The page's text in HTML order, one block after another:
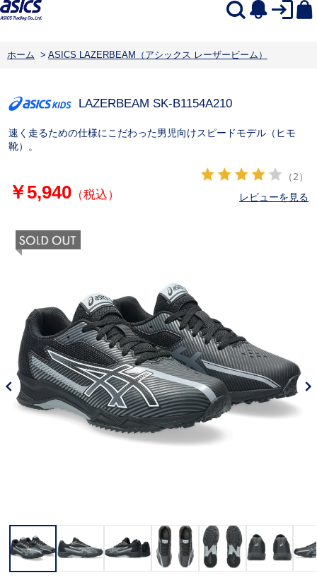
ホーム > ASICS LAZERBEAM（アシックス レーザービーム）
LAZERBEAM SK-B1154A210
速く走るための仕様にこだわった男児向けスピードモデル（ヒモ
靴）。
￥5,940（税込）
（2）
レビューを見る